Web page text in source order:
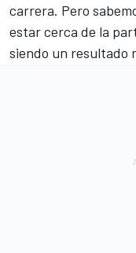
carrera. Pero
estar cerca de la
siendo un resultado